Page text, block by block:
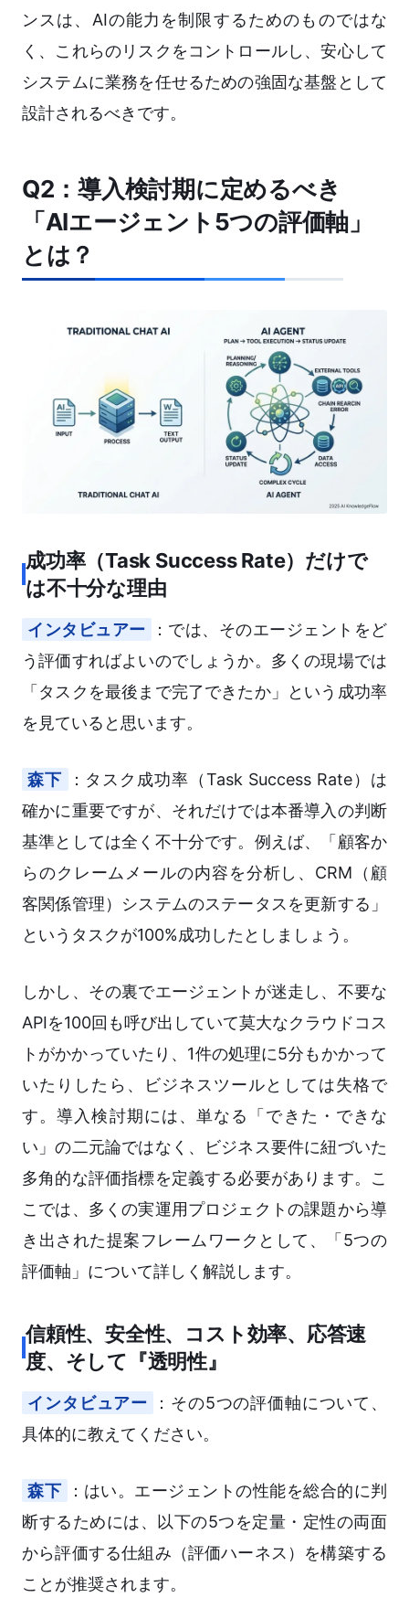
ンスは、AIの能力を制限するためのものではな
く、これらのリスクをコントロールし、安心して
システムに業務を任せるための強固な基盤として
設計されるべきです。
Q2：導入検討期に定めるべき
「AIエージェント5つの評価軸」
とは？
成功率（Task Success Rate）だけで
は不十分な理由
インタビュアー
：では、そのエージェントをど
う評価すればよいのでしょうか。多くの現場では
「タスクを最後まで完了できたか」という成功率
を見ていると思います。
森下
：タスク成功率（Task Success Rate）は
確かに重要ですが、それだけでは本番導入の判断
基準としては全く不十分です。例えば、「顧客か
らのクレームメールの内容を分析し、CRM（顧
客関係管理）システムのステータスを更新する」
というタスクが100%成功したとしましょう。
しかし、その裏でエージェントが迷走し、不要な
APIを100回も呼び出していて莫大なクラウドコス
トがかかっていたり、1件の処理に5分もかかって
いたりしたら、ビジネスツールとしては失格で
す。導入検討期には、単なる「できた・できな
い」の二元論ではなく、ビジネス要件に紐づいた
多角的な評価指標を定義する必要があります。こ
こでは、多くの実運用プロジェクトの課題から導
き出された提案フレームワークとして、「5つの
評価軸」について詳しく解説します。
信頼性、安全性、コスト効率、応答速
度、そして『透明性』
インタビュアー
：その5つの評価軸について、
具体的に教えてください。
森下
：はい。エージェントの性能を総合的に判
断するためには、以下の5つを定量・定性の両面
から評価する仕組み（評価ハーネス）を構築する
ことが推奨されます。